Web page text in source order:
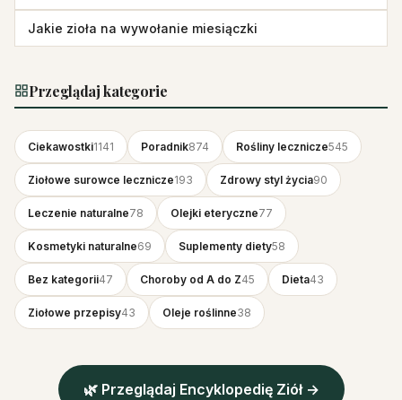
Jakie zioła na wywołanie miesiączki
Przeglądaj kategorie
Ciekawostki1141 Poradnik874 Rośliny lecznicze545
Ziołowe surowce lecznicze193 Zdrowy styl życia90
Leczenie naturalne78 Olejki eteryczne77
Kosmetyki naturalne69 Suplementy diety58
Bez kategorii47 Choroby od A do Z45 Dieta43
Ziołowe przepisy43 Oleje roślinne38
🌿 Przeglądaj Encyklopedię Ziół →